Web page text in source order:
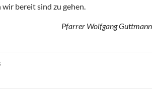
wir bereit sind zu gehen.
Pfarrer Wolfgang Guttmann